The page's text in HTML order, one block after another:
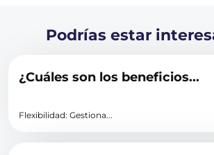
Podrías estar
¿Cuáles son los beneficios...
Flexibilidad: Gestiona...